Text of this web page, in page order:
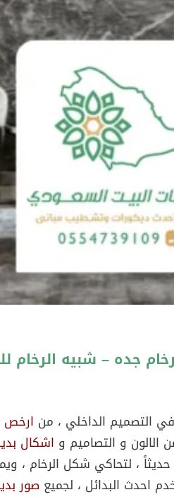
التصميم الداخلي ، من ارخص
الالون و التصاميم و اشكال
حديثاً ، لتحاكي شكل الرخام ،
احدث البدائل ، لجميع صور